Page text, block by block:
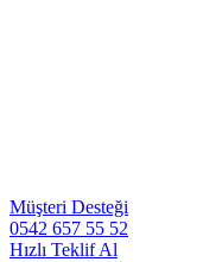
Müşteri Desteği
0542 657 55 52
Hızlı Teklif Al